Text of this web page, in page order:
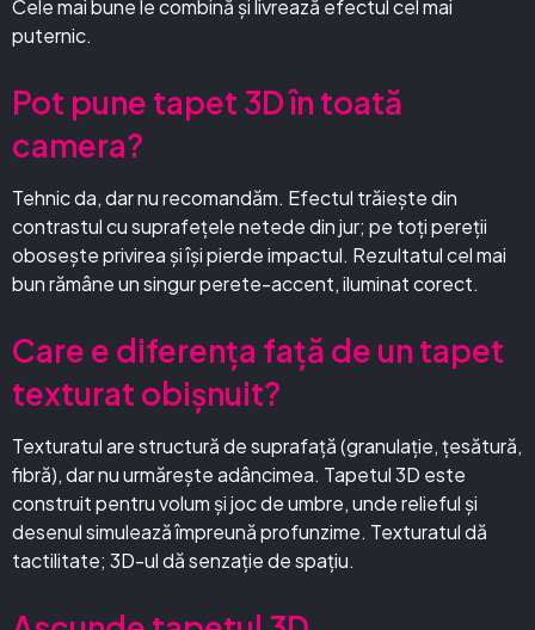
Cele mai bune le combină și livrează efectul cel mai
puternic.
Pot pune tapet 3D în toată
camera?
Tehnic da, dar nu recomandăm. Efectul trăiește din
contrastul cu suprafețele netede din jur; pe toți pereții
obosește privirea și își pierde impactul. Rezultatul cel mai
bun rămâne un singur perete-accent, iluminat corect.
Care e diferența față de un tapet
texturat obișnuit?
Texturatul are structură de suprafață (granulație, țesătură,
fibră), dar nu urmărește adâncimea. Tapetul 3D este
construit pentru volum și joc de umbre, unde relieful și
desenul simulează împreună profunzime. Texturatul dă
tactilitate; 3D-ul dă senzație de spațiu.